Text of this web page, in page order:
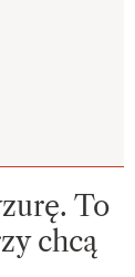
To
chcą